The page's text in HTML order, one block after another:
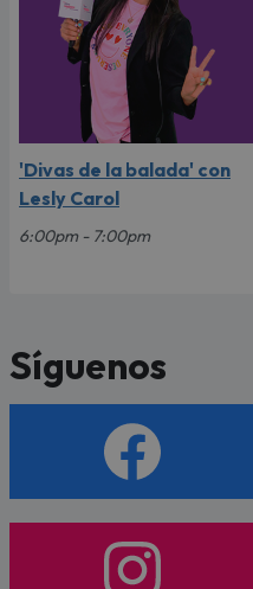
'Divas de la balada' con
Lesly Carol
6:00pm - 7:00pm
Síguenos